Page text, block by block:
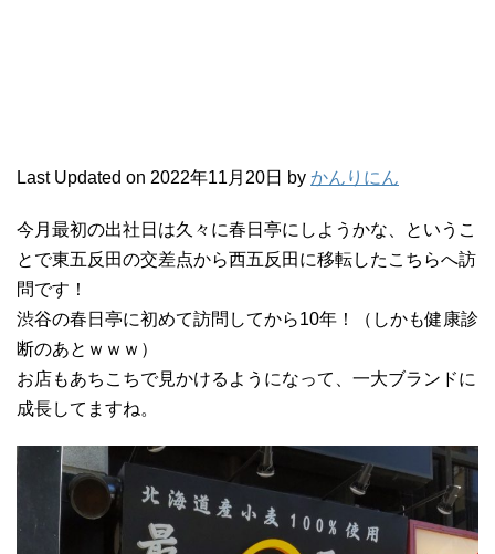
Last Updated on 2022年11月20日 by かんりにん
今月最初の出社日は久々に春日亭にしようかな、というこ
とで東五反田の交差点から西五反田に移転したこちらへ訪
問です！
渋谷の春日亭に初めて訪問してから10年！（しかも健康診
断のあとｗｗｗ）
お店もあちこちで見かけるようになって、一大ブランドに
成長してますね。